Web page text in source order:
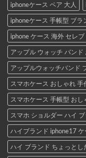
iphoneケース ペア 大人
iphoneケース 手帳型 ブラ
iphone ケース 海外 セレ
アップル ウォッチ バンド
アップルウォッチバンド
スマホケース おしゃれ 手
スマホケース 手帳型 おし
スマホ ショルダー ハイ
ハイブランド iphone17 ケ
ハイ ブランド ちょっとし